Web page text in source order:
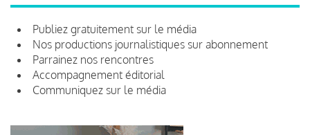
Publiez gratuitement sur le média
Nos productions journalistiques sur abonnement
Parrainez nos rencontres
Accompagnement éditorial
Communiquez sur le média